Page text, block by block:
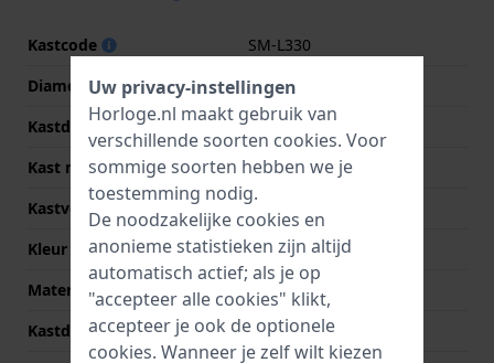
Kastcode
SM-L330
Diameter
44 mm
Kastdikte
8.6 mm
Kast materiaal
Aluminium
Kastvorm
Rond
Kleur kast
Zilver
Materiaal kastdeksel
Kunsthars
Kastdeksel
Hartslagmeter
Uw privacy-instellingen
Horloge.nl maakt gebruik van
verschillende soorten cookies. Voor
sommige soorten hebben we je
toestemming nodig.
De noodzakelijke cookies en
anonieme statistieken zijn altijd
automatisch actief; als je op
"accepteer alle cookies" klikt,
accepteer je ook de optionele
cookies. Wanneer je zelf wilt kiezen